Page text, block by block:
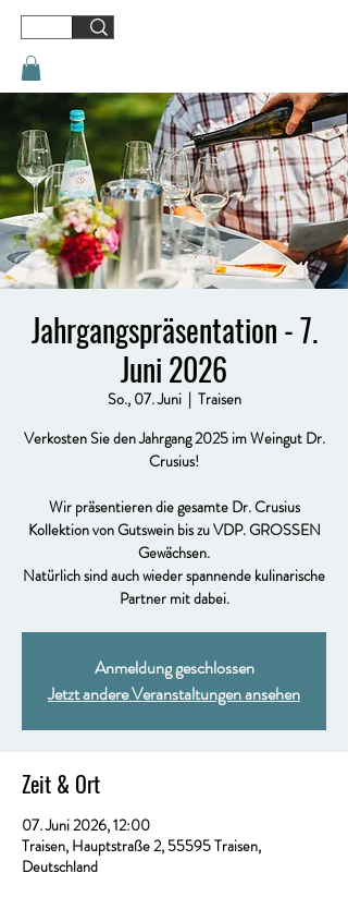
Jahrgangspräsentation - 7.
Juni 2026
So., 07. Juni
  |
Traisen
Verkosten Sie den Jahrgang 2025 im Weingut Dr.
Crusius!
Wir präsentieren die gesamte Dr. Crusius
Kollektion von Gutswein bis zu VDP. GROSSEN
Gewächsen.
Natürlich sind auch wieder spannende kulinarische
Partner mit dabei.
Anmeldung geschlossen
Jetzt andere Veranstaltungen ansehen
Zeit & Ort
07. Juni 2026, 12:00
Traisen, Hauptstraße 2, 55595 Traisen,
Deutschland